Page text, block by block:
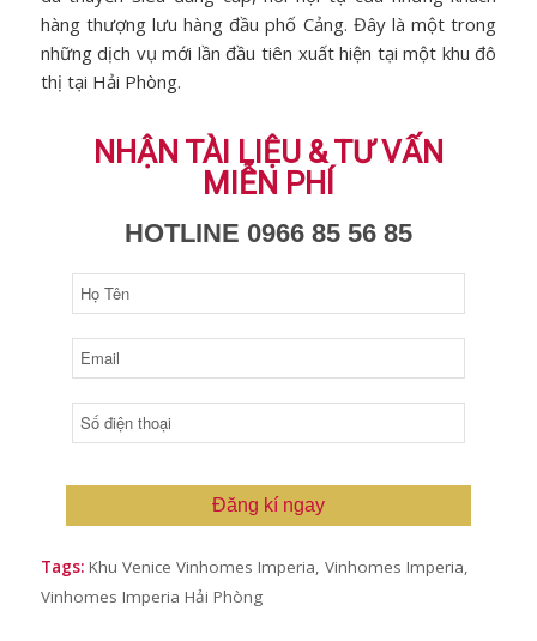
hàng thượng lưu hàng đầu phố Cảng. Đây là một trong
những dịch vụ mới lần đầu tiên xuất hiện tại một khu đô
thị tại Hải Phòng.
NHẬN TÀI LIỆU & TƯ VẤN
MIỄN PHÍ
HOTLINE 0966 85 56 85
Đăng kí ngay
Tags: Khu Venice Vinhomes Imperia, Vinhomes Imperia,
Vinhomes Imperia Hải Phòng